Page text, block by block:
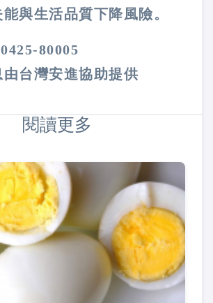
與生活品質下降風險。
80005
台灣安進協助提供
閱讀更多